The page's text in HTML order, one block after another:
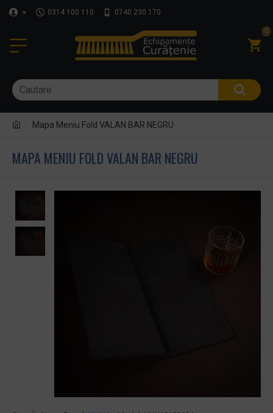
0314 100 110 0740 230 170
0
Mapa Meniu Fold VALAN BAR NEGRU
MAPA MENIU FOLD VALAN BAR NEGRU